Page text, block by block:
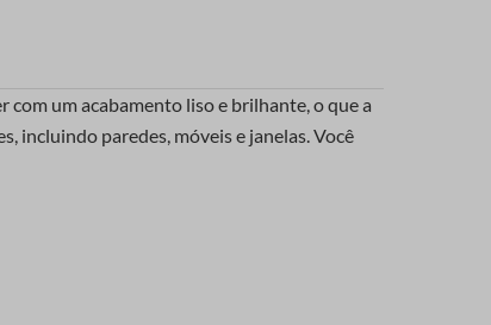
um acabamento liso e brilhante, o que a
incluindo paredes, móveis e janelas. Você